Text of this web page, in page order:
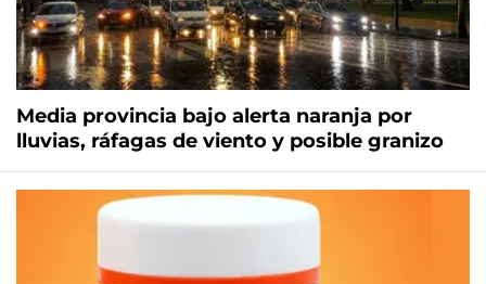
Media provincia bajo alerta naranja por
lluvias, ráfagas de viento y posible granizo